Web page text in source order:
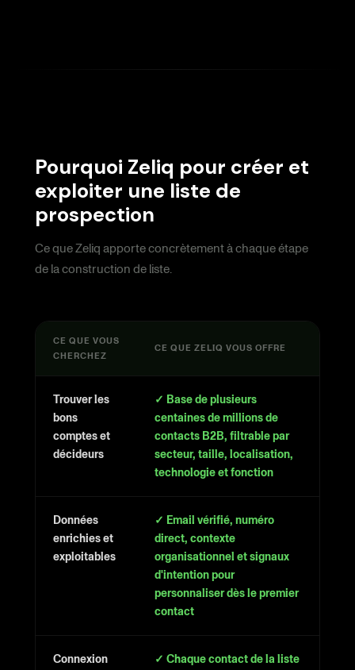
Pourquoi Zeliq pour créer et
exploiter une liste de
prospection
Ce que Zeliq apporte concrètement à chaque étape
de la construction de liste.
CE QUE VOUS
CHERCHEZ
CE QUE ZELIQ VOUS OFFRE
Trouver les
bons
comptes et
décideurs
✓ Base de plusieurs
centaines de millions de
contacts B2B, filtrable par
secteur, taille, localisation,
technologie et fonction
Données
enrichies et
exploitables
✓ Email vérifié, numéro
direct, contexte
organisationnel et signaux
d'intention pour
personnaliser dès le premier
contact
Connexion
✓ Chaque contact de la liste